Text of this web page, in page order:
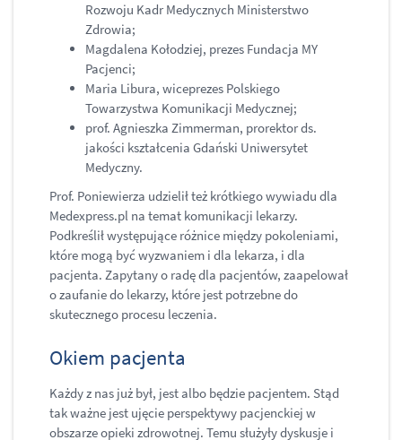
Rozwoju Kadr Medycznych Ministerstwo
Zdrowia;
Magdalena Kołodziej, prezes Fundacja MY
Pacjenci;
Maria Libura, wiceprezes Polskiego
Towarzystwa Komunikacji Medycznej;
prof. Agnieszka Zimmerman, prorektor ds.
jakości kształcenia Gdański Uniwersytet
Medyczny.
Prof. Poniewierza udzielił też krótkiego wywiadu dla
Medexpress.pl na temat komunikacji lekarzy.
Podkreślił występujące różnice między pokoleniami,
które mogą być wyzwaniem i dla lekarza, i dla
pacjenta. Zapytany o radę dla pacjentów, zaapelował
o zaufanie do lekarzy, które jest potrzebne do
skutecznego procesu leczenia.
Okiem pacjenta
Każdy z nas już był, jest albo będzie pacjentem. Stąd
tak ważne jest ujęcie perspektywy pacjenckiej w
obszarze opieki zdrowotnej. Temu służyły dyskusje i